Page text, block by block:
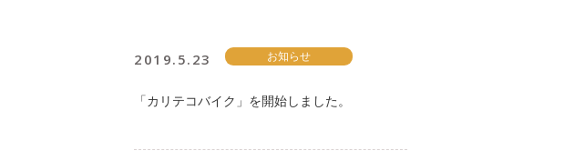
2019.5.23 お知らせ
「カリテコバイク」を開始しました。